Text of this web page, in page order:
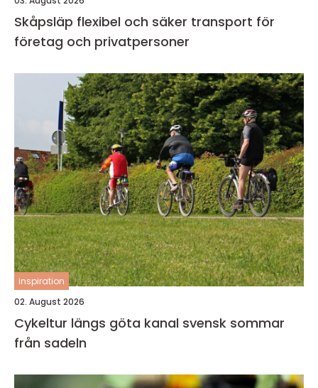
Skåpsläp flexibel och säker transport för
företag och privatpersoner
inspiration
02. August 2026
Cykeltur längs göta kanal svensk sommar
från sadeln